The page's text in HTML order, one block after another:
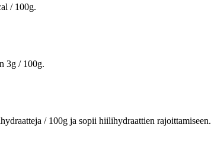
/ 100g.
3g / 100g.
/ 100g ja sopii hiilihydraattien rajoittamiseen.